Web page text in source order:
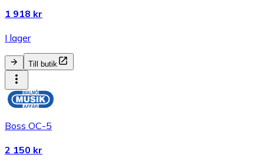
1 918 kr
I lager
Till butik
Boss OC-5
2 150 kr